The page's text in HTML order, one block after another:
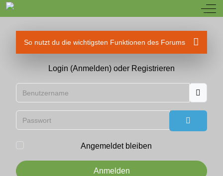
Off-
So nutzt du die wichtigsten Funktionen des Forums
Login (Anmelden) oder Registrieren
Benutzername
Passwort
Passwort
Angemeldet bleiben
Anmelden